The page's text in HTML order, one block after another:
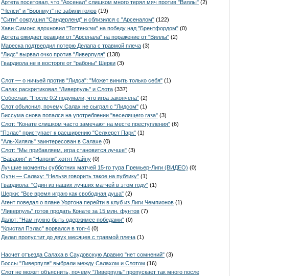
Артета посетовал, что "Арсенал" слишком много терял мяч против "Виллы" (2)
"Челси" и "Борнмут" не забили голов (19)
"Сити" сокрушил "Сандерленд" и сблизился с "Арсеналом" (122)
Хави Симонс вдохновил "Тоттенхэм" на победу над "Брентфордом" (0)
Артета ожидает реакции от "Арсенала" на поражение от "Виллы" (2)
Мареска подтвердил потерю Делапа с травмой плеча (3)
"Лидс" вырвал очко против "Ливерпуля" (138)
Гвардиола не в восторге от "рабоны" Шерки (3)
Слот — о ничьей против "Лидса": "Может винить только себя" (1)
Салах раскритиковал "Ливерпуль" и Слота (337)
Собослаи: "После 0:2 подумали, что игра закончена" (2)
Слот объяснил, почему Салах не сыграл с "Лидсом" (1)
Биссума снова попался на употреблении "веселящего газа" (3)
Слот: "Конате слишком часто замечают на месте преступления" (6)
"Пэлас" приступает к расширению "Селхерст Парк" (1)
"Аль-Хиляль" заинтересован в Салахе (0)
Слот: "Мы прибавляем, игра становится лучше" (3)
"Бавария" и "Наполи" хотят Майну (0)
Лучшие моменты субботних матчей 15-го тура Премьер-Лиги (ВИДЕО) (0)
Оуэн — Салаху: "Нельзя говорить такое на публику" (1)
Гвардиола: "Один из наших лучших матчей в этом году" (1)
Шерки: "Все время играю как свободная душа" (2)
Агент поведал о плане Уортона перейти в клуб из Лиги Чемпионов (1)
"Ливерпуль" готов продать Конате за 15 млн. фунтов (7)
Далот: "Нам нужно быть одержимее победами" (0)
"Кристал Пэлас" ворвался в топ-4 (0)
Делап пропустит до двух месяцев с травмой плеча (1)
Насчет отъезда Салаха в Саудовскую Аравию "нет сомнений" (3)
Боссы "Ливерпуля" выбрали между Салахом и Слотом (16)
Слот не может объяснить, почему "Ливерпуль" пропускает так много после